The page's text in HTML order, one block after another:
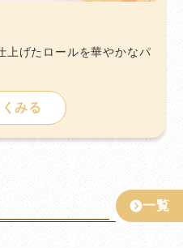
上げたロールを華やかなパ
みる
一覧